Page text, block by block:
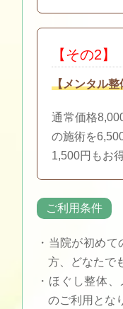
【その2】
【メンタル
通常価格
の施術を
1,500円もお得
ご利用条件
・当院が初め
方、どなたで
・ほぐし整体
のご利用とな